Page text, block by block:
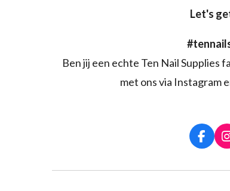
Let's
Ben jij een echte Ten Nail Supplies
met ons via Instagram
F
a
I
n